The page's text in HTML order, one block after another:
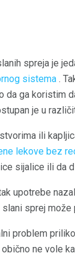
spreja je
sistema .
da ga koristim
je u
ili
lekove bez
sijalice ili da
upotrebe
sprej može
problem
ne vole